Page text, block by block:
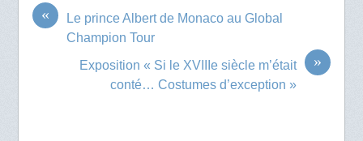
«
Le prince Albert de Monaco au Global
Champion Tour
»
Exposition « Si le XVIIIe siècle m’était
conté… Costumes d’exception »